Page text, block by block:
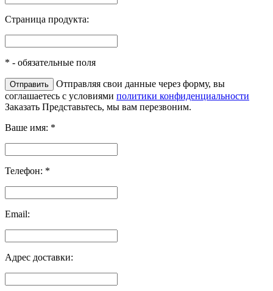
Страница продукта:
* - обязательные поля
Отправляя свои данные через форму, вы
соглашаетесь с условиями политики конфиденциальности
Заказать Представьтесь, мы вам перезвоним.
Ваше имя: *
Телефон: *
Email:
Адрес доставки: